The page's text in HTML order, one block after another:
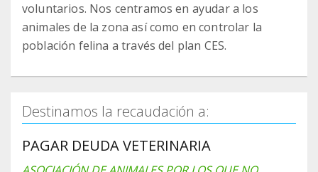
voluntarios. Nos centramos en ayudar a los
animales de la zona así como en controlar la
población felina a través del plan CES.
Destinamos la recaudación a:
PAGAR DEUDA VETERINARIA